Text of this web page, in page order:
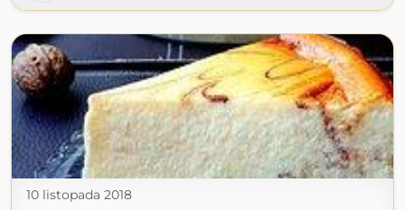
10 listopada 2018